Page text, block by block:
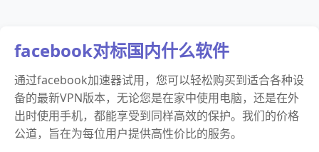
facebook对标国内什么软件
通过facebook加速器试用，您可以轻松购买到适合各种设
备的最新VPN版本，无论您是在家中使用电脑，还是在外
出时使用手机，都能享受到同样高效的保护。我们的价格
公道，旨在为每位用户提供高性价比的服务。